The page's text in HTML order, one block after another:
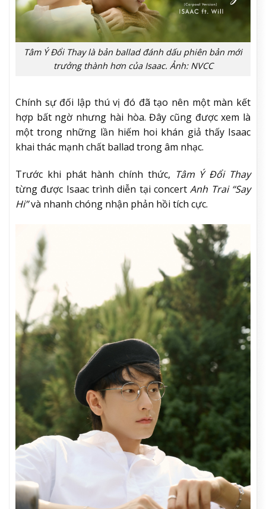
Tâm Ý Đổi Thay là bản ballad đánh dấu phiên bản mới
trưởng thành hơn của Isaac. Ảnh: NVCC
Chính sự đối lập thú vị đó đã tạo nên một màn kết
hợp bất ngờ nhưng hài hòa. Đây cũng được xem là
một trong những lần hiếm hoi khán giả thấy Isaac
khai thác mạnh chất ballad trong âm nhạc.
Trước khi phát hành chính thức, Tâm Ý Đổi Thay
từng được Isaac trình diễn tại concertAnh Trai “Say
Hi”và nhanh chóng nhận phản hồi tích cực.